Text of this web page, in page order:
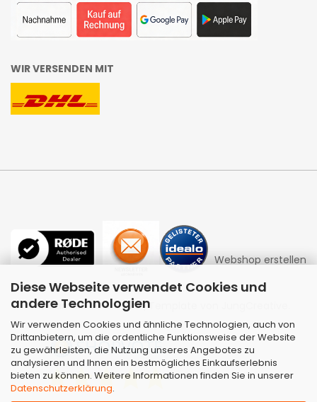
Diese Webseite verwendet Cookies und
andere Technologien
Wir verwenden Cookies und ähnliche Technologien, auch von
Drittanbietern, um die ordentliche Funktionsweise der Website
zu gewährleisten, die Nutzung unseres Angebotes zu
analysieren und Ihnen ein bestmögliches Einkaufserlebnis
bieten zu können. Weitere Informationen finden Sie in unserer
Datenschutzerklärung.
WIR VERSENDEN MIT
Webshop erstellen
mit Gambio.de © 2026 | Template von